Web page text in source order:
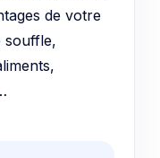
de votre
souffle,